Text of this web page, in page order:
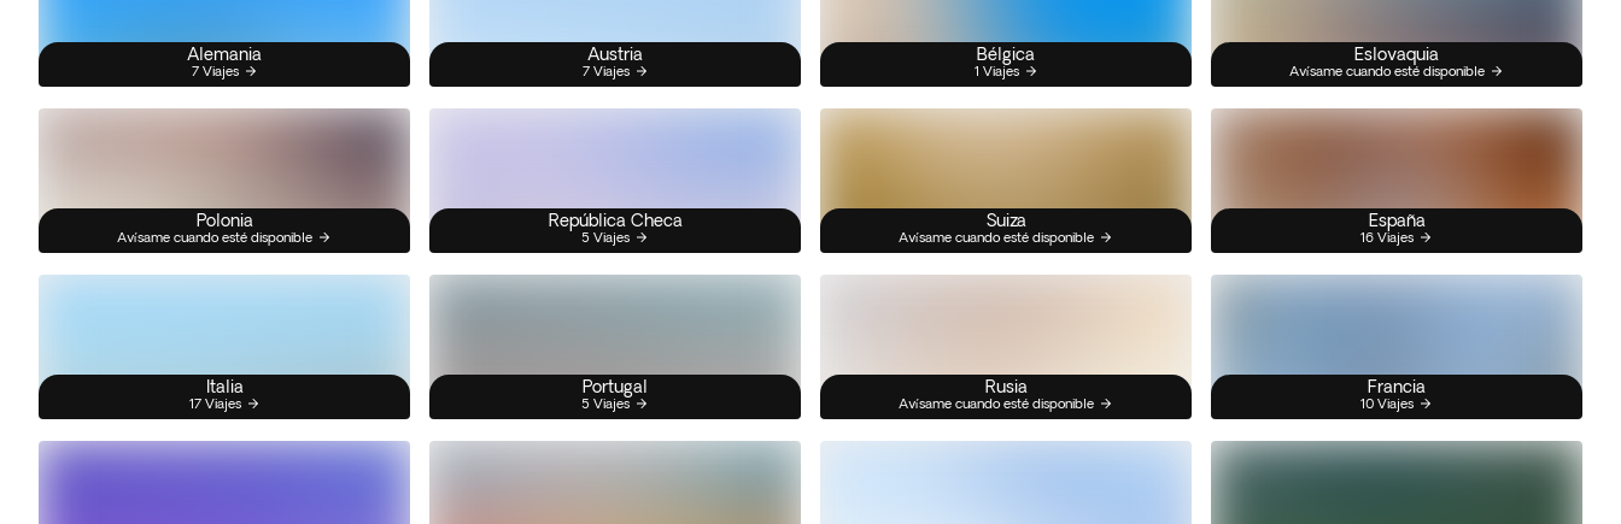
Alemania
7 Viajes
Austria
7 Viajes
Bélgica
1 Viajes
Eslovaquia
Avísame cuando esté disponible
Polonia
Avísame cuando esté disponible
República Checa
5 Viajes
Suiza
Avísame cuando esté disponible
España
16 Viajes
Italia
17 Viajes
Portugal
5 Viajes
Rusia
Avísame cuando esté disponible
Francia
10 Viajes